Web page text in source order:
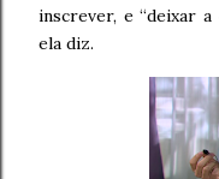
inscrever, e “deixar a
ela diz.